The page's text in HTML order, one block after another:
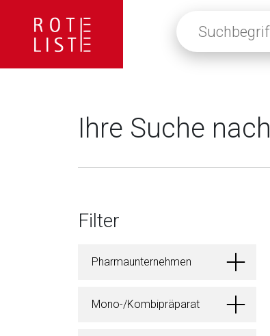
eingeben
oder
klicken,
Fachinformationen
Ihre Suche nach
Filter
Pharmaunternehmen
Mono-/Kombipräparat